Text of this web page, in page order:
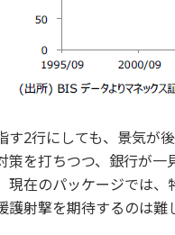
す2行にしても、景気が
策を打ちつつ、銀行が
現在のパッケージでは
護射撃を期待するのは難